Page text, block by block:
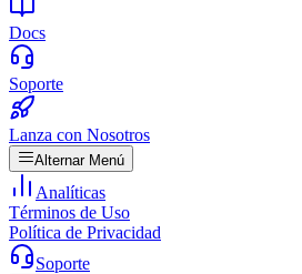
Docs
Soporte
Lanza con Nosotros
Alternar Menú
Analíticas
Términos de Uso
Política de Privacidad
Soporte